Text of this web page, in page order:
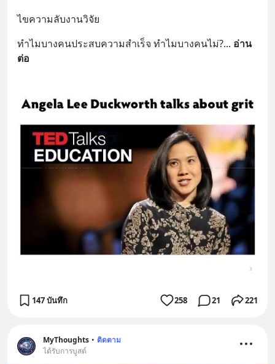
ไขความลับงานวิจัย
ทำไมบางคนประสบความสำเร็จ ทำไมบางคนไม่?... อ่าน
ต่อ
147 บันทึก 258 21 221
MyThoughts • ติดตาม
ได้รับการบูสต์